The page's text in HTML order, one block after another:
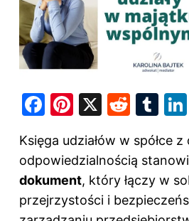
F
c
e
b
Pi
er
e
st
X
R
d
di
t
T
m
bl
r
Księga udziałów w spółce
odpowiedzialnością stanowi
dokument, który łączy w
przejrzystości i